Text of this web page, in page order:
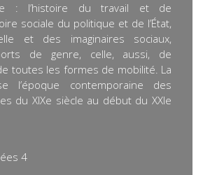
: l’histoire du travail et de
sociale du politique et de l’État,
et des imaginaires sociaux,
de genre, celle, aussi, de
toutes les formes de mobilité. La
l’époque contemporaine des
du XIXe siècle au début du XXIe
4